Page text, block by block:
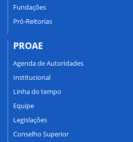
Fundações
Pró-Reitorias
PROAE
Agenda de Autoridades
Institucional
Linha do tempo
Equipe
Legislações
Conselho Superior